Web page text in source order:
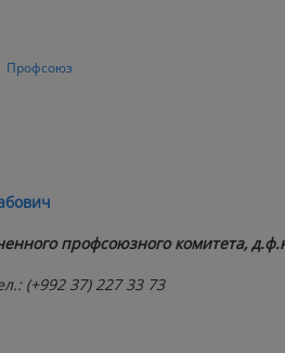
Профсоюз
профсоюзного комитета,
(+992 37) 227 33 73